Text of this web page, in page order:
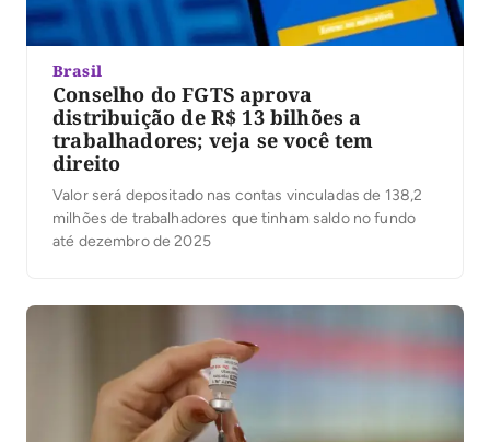
Brasil
Conselho do FGTS aprova
distribuição de R$ 13 bilhões a
trabalhadores; veja se você tem
direito
Valor será depositado nas contas vinculadas de 138,2
milhões de trabalhadores que tinham saldo no fundo
até dezembro de 2025